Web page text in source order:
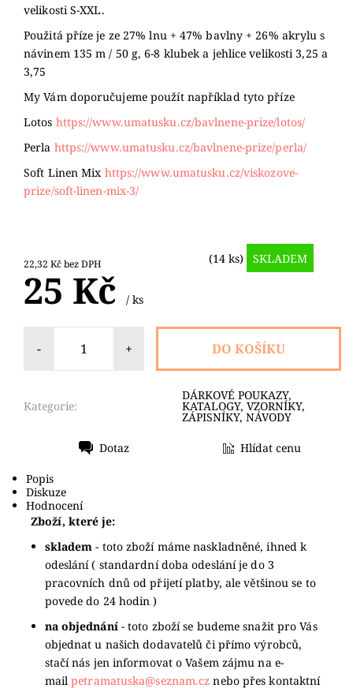
velikosti S-XXL.
Použitá příze je ze 27% lnu + 47% bavlny + 26% akrylu s
návinem 135 m / 50 g, 6-8 klubek a jehlice velikosti 3,25 a
3,75
My Vám doporučujeme použít například tyto příze
Lotos https://www.umatusku.cz/bavlnene-prize/lotos/
Perla https://www.umatusku.cz/bavlnene-prize/perla/
Soft Linen Mix https://www.umatusku.cz/viskozove-
prize/soft-linen-mix-3/
22,32 Kč bez DPH (14 ks) SKLADEM
25 Kč / ks
- +
Kategorie:
DÁRKOVÉ POUKAZY,
KATALOGY, VZORNÍKY,
ZÁPISNÍKY, NÁVODY
Dotaz Hlídat cenu
Popis
Diskuze
Hodnocení
Zboží, které je:
skladem - toto zboží máme naskladněné, ihned k
odeslání ( standardní doba odeslání je do 3
pracovních dnů od přijetí platby, ale většinou se to
povede do 24 hodin )
na objednání - toto zboží se budeme snažit pro Vás
objednat u našich dodavatelů či přímo výrobců,
stačí nás jen informovat o Vašem zájmu na e-
mail petramatuska@seznam.cz nebo přes kontaktní